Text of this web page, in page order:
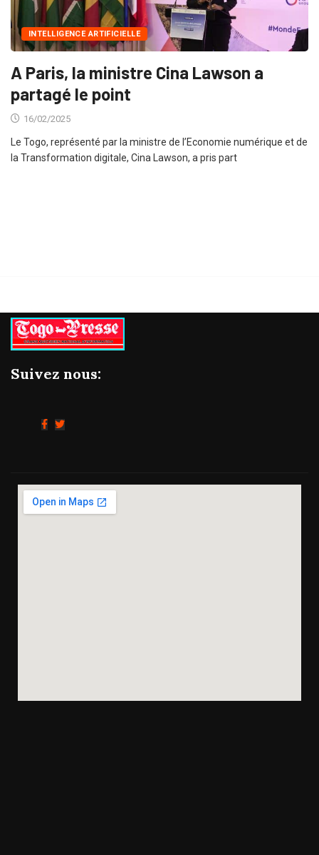
INTELLIGENCE ARTIFICIELLE
A Paris, la ministre Cina Lawson a
partagé le point
16/02/2025
Le Togo, représenté par la ministre de l’Economie numérique et de
la Transformation digitale, Cina Lawson, a pris part
Suivez nous: